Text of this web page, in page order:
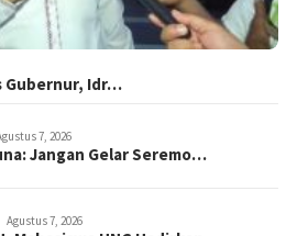
Gubernur, Idr…
7, 2026
Jangan Gelar Seremo…
Agustus 7, 2026